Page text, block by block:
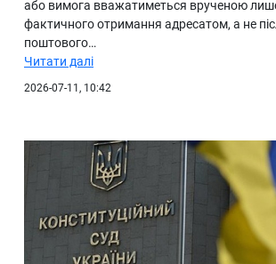
або вимога вважатиметься врученою лише
фактичного отримання адресатом, а не
поштового…
Читати далі
2026-07-11, 10:42